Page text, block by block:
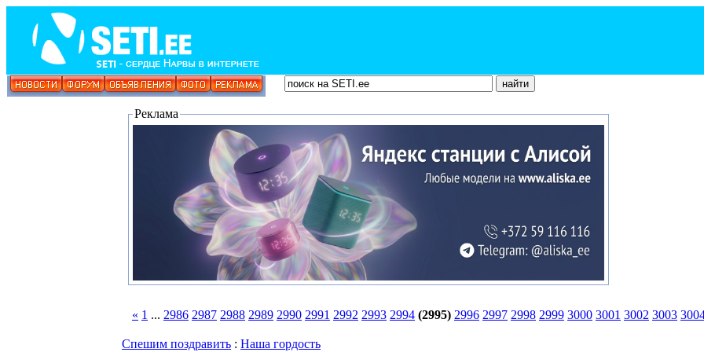
Реклама
« 1 ... 2986 2987 2988 2989 2990 2991 2992 2993 2994 (2995) 2996 2997 2998 2999 3000 3001 3002 3003
Спешим поздравить : Наша гордость